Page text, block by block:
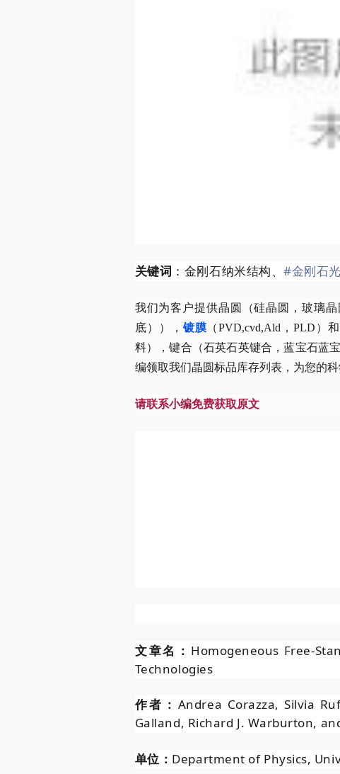
关键词 ：金刚石纳米结构、#金刚石
我们为客户提供晶圆（硅晶圆，玻璃
底））， 镀膜 （PVD,cvd,Ald，PLD）
料），键合（石英石英键合，蓝宝石蓝
编领取我们晶圆标品库存列表，为您的科
请联系小编免费获取原文
文章名： Homogeneous Free-
Technologies
作者： Andrea Corazza, Silvia
Galland, Richard J. Warburton,
单位： Department of Physics,